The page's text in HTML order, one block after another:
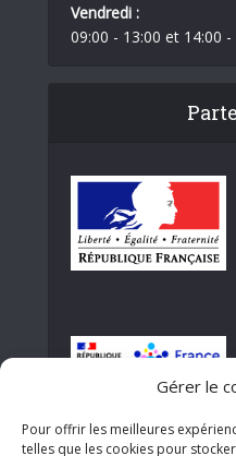
Gérer le
Pour offrir les meilleures
telles que les cookies pour
Vendredi :
09:00 - 13:00 et 14:00 -